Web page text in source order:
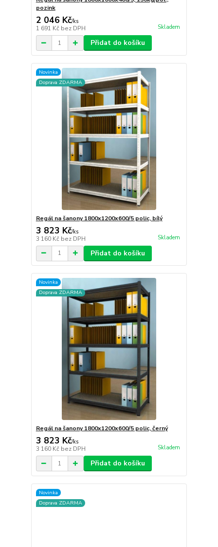
pozink
2 046 Kč/ks
1 691 Kč bez DPH Skladem
Přidat do košíku
Novinka
Doprava ZDARMA
Regál na šanony 1800x1200x600/5 polic, bílý
3 823 Kč/ks
3 160 Kč bez DPH Skladem
Přidat do košíku
Novinka
Doprava ZDARMA
Regál na šanony 1800x1200x600/5 polic, černý
3 823 Kč/ks
3 160 Kč bez DPH Skladem
Přidat do košíku
Novinka
Doprava ZDARMA